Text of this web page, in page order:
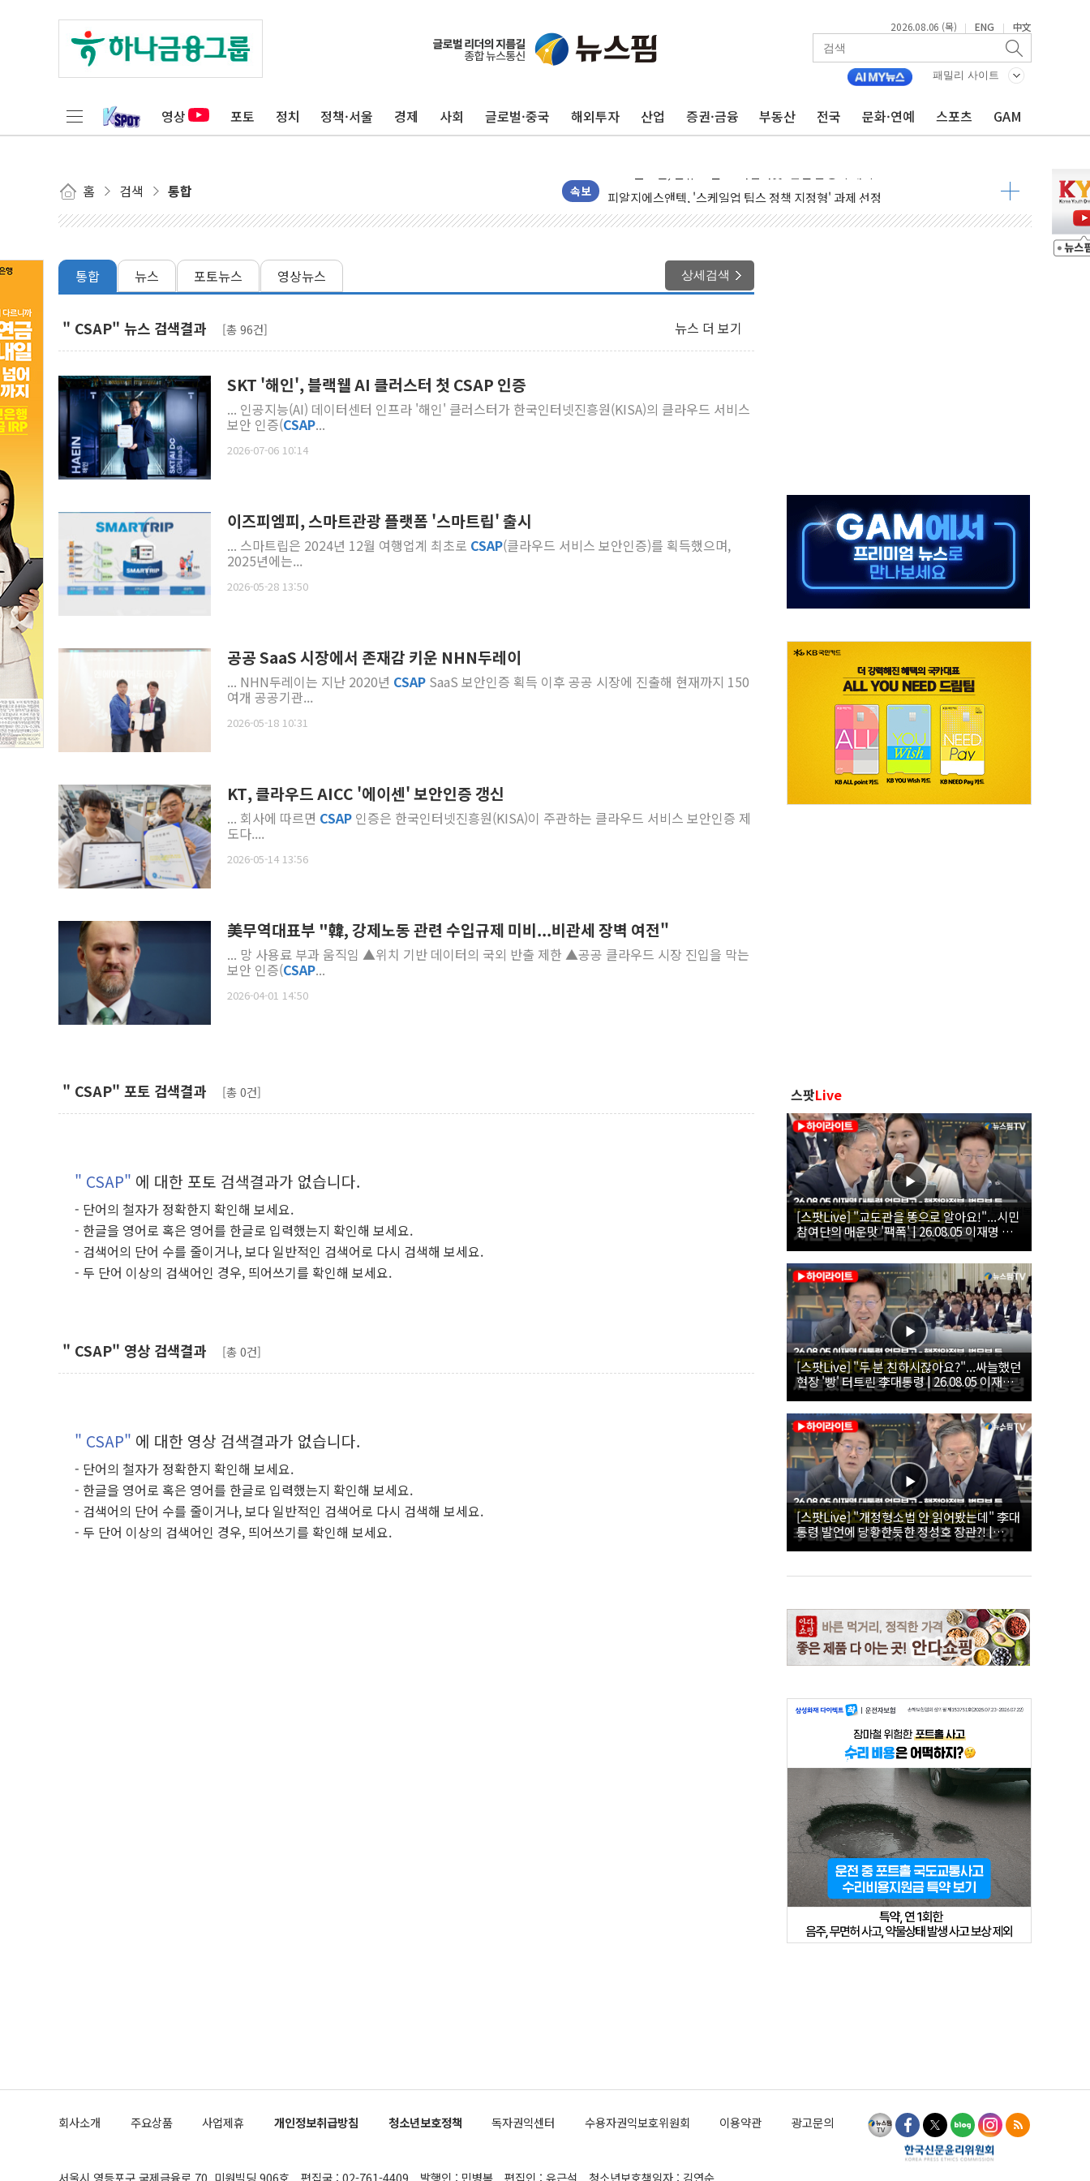
2026.08.06 (목) | ENG | 中文
패밀리 사이트
영상 포토 정치 정책·서울 경제 사회 글로벌·중국 해외투자 산업 증권·금융 부동산 전국 문화·연예 스포츠 GAM
홈 검색 통합 속보
디엑스앤브이엑스, 남미 공공기관과 KRNA 계약
밸류업 공시 747곳 돌파…상장사 시총 84.6% 참여
피알지에스앤텍, '스케일업 팁스 정책 지정형' 과제 선정
토스증권, 누적 가입자 수 1000만 명 돌파
파인테크닉스, '넥센타이어 창녕공장 LED 조명 에너지 효율화 사업' 공급계약
신한투자증권, 고객 투자비용 절감 정책 확대
대신증권, 네이버웹툰과 크레온 신규 고객 대상 이벤트 실시
한국투자증권, 해외대 재학생 대상 채용설명회 'KIS Chat in Seoul' 개최
코스콤, 임직원 대상 '멘탈케어 박람회 행복약국' 개최
토박스코리아, 상반기 영업이익 20억원·전년比 100%↑
[속보] 해수부, 신청사 부지 '부산 동구' 낙점…북항에 짓는다
나주 상가 건물 화재…점포 8곳 전소 3.8억 재산 피해
통합 뉴스 포토뉴스 영상뉴스 상세검색
" CSAP" 뉴스 검색결과 [총 96건] 뉴스 더 보기
SKT '해인', 블랙웰 AI 클러스터 첫 CSAP 인증
... 인공지능(AI) 데이터센터 인프라 '해인' 클러스터가 한국인터넷진흥원(KISA)의 클라우드 서비스
보안 인증(CSAP...
2026-07-06 10:14
이즈피엠피, 스마트관광 플랫폼 '스마트립' 출시
... 스마트립은 2024년 12월 여행업계 최초로 CSAP(클라우드 서비스 보안인증)를 획득했으며,
2025년에는...
2026-05-28 13:50
공공 SaaS 시장에서 존재감 키운 NHN두레이
... NHN두레이는 지난 2020년 CSAP SaaS 보안인증 획득 이후 공공 시장에 진출해 현재까지 150
여개 공공기관...
2026-05-18 10:31
KT, 클라우드 AICC '에이센' 보안인증 갱신
... 회사에 따르면 CSAP 인증은 한국인터넷진흥원(KISA)이 주관하는 클라우드 서비스 보안인증 제
도다....
2026-05-14 13:56
美무역대표부 "韓, 강제노동 관련 수입규제 미비...비관세 장벽 여전"
... 망 사용료 부과 움직임 ▲위치 기반 데이터의 국외 반출 제한 ▲공공 클라우드 시장 진입을 막는
보안 인증(CSAP...
2026-04-01 14:50
" CSAP" 포토 검색결과 [총 0건]
" CSAP" 에 대한 포토 검색결과가 없습니다.
- 단어의 철자가 정확한지 확인해 보세요.
- 한글을 영어로 혹은 영어를 한글로 입력했는지 확인해 보세요.
- 검색어의 단어 수를 줄이거나, 보다 일반적인 검색어로 다시 검색해 보세요.
- 두 단어 이상의 검색어인 경우, 띄어쓰기를 확인해 보세요.
" CSAP" 영상 검색결과 [총 0건]
" CSAP" 에 대한 영상 검색결과가 없습니다.
- 단어의 철자가 정확한지 확인해 보세요.
- 한글을 영어로 혹은 영어를 한글로 입력했는지 확인해 보세요.
- 검색어의 단어 수를 줄이거나, 보다 일반적인 검색어로 다시 검색해 보세요.
- 두 단어 이상의 검색어인 경우, 띄어쓰기를 확인해 보세요.
스팟Live
[스팟Live] "교도관을 똥으로 알아요!"...시민
참여단의 매운맛 '팩폭' | 26.08.05 이재명 대
통령 업무보고 - 행정안전부, 법무부, 국무조
정실, 법제처, 인사혁신처
[스팟Live] "두 분 친하시잖아요?"...싸늘했던
현장 '빵' 터트린 李대통령 | 26.08.05 이재명
대통령 업무보고 - 행정안전부, 법무부 등
[스팟Live] "개정형소법 안 읽어봤는데" 李대
통령 발언에 당황한듯한 정성호 장관?! |
26.08.05 이재명 대통령 업무보고 - 행정안전
회사소개 주요상품 사업제휴 개인정보취급방침 청소년보호정책 독자권익센터 수용자권익보호위원회 이용약관 광고문의
서울시 영등포구 국제금융로 70, 미원빌딩 906호 편집국 : 02-761-4409 발행인 : 민병복 편집인 : 유근석 청소년보호책임자 : 김연순